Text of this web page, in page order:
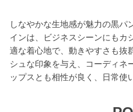
しなやかな生地感が魅力の黒パ
インは、ビジネスシーンにもカ
適な着心地で、動きやすさも抜
シュな印象を与え、コーディネ
ップスとも相性が良く、日常使